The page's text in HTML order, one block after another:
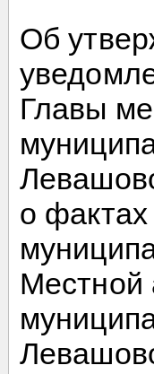
Об
Главы
о
Местной